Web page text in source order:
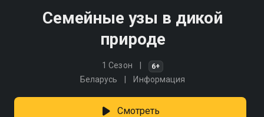
Семейные узы в дикой
природе
1 Сезон 6+
Беларусь Информация
Смотреть